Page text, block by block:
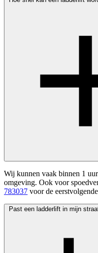
Wij kunnen vaak binnen 1
omgeving. Ook voor
783037 voor de
Past een ladderlift in mijn